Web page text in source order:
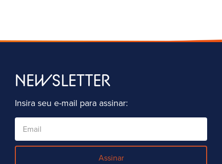
NEWSLETTER
Insira seu e-mail para assinar:
Assinar